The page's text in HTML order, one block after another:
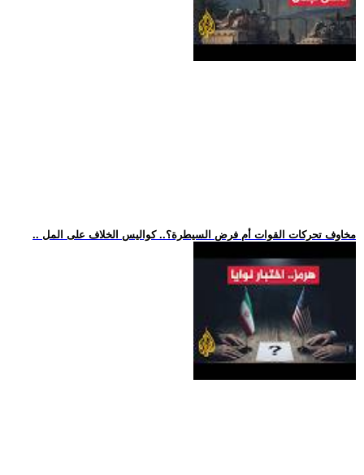
.. مخاوف تحركات القوات أم فرض السيطرة؟.. كواليس الخلاف على المل